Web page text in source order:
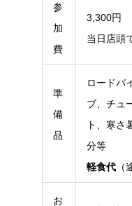
参
加
費
3,300円
当日店頭
準
備
品
ロードバ
ブ、チュ
ト、寒さ
分等
軽食代
お